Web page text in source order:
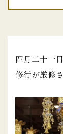
四月二十一
修行が厳修